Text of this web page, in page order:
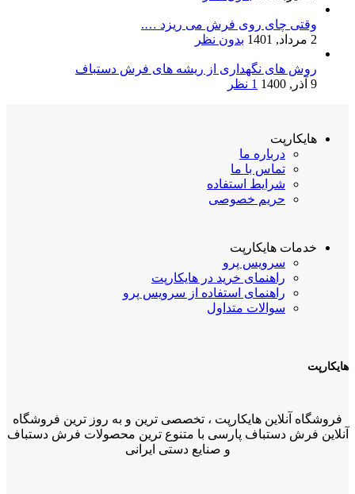
وقتی چای روی فرش می ریزد ….
2 مرداد, 1401
بدون نظر
روش های نگهداری از ریشه های فرش دستباف
9 آذر, 1400
1 نظر
هایکارپت
درباره ما
تماس با ما
شرایط استفاده
حریم خصوصی
خدمات هایکارپت
سرویس پرو
راهنمای خرید در هایکارپت
راهنمای استفاده از سرویس پرو
سوالات متداول
هایکارپت
فروشگاه آنلاین هایکارپت ، تخصصی ترین و به روز ترین فروشگاه
آنلاین فرش دستباف پارسی با متنوع ترین محصولات فرش دستباف
و صنایع دستی ایرانی